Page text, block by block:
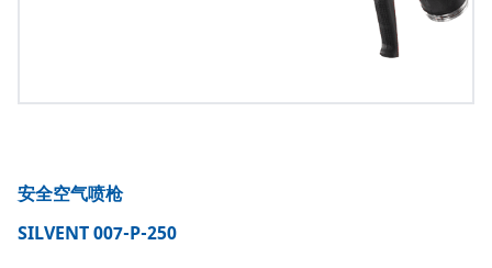
安全空气喷枪
SILVENT 007-P-250